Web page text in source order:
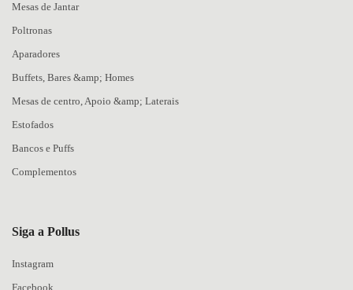
Mesas de Jantar
Poltronas
Aparadores
Buffets, Bares &amp; Homes
Mesas de centro, Apoio &amp; Laterais
Estofados
Bancos e Puffs
Complementos
Siga a Pollus
Instagram
Facebook